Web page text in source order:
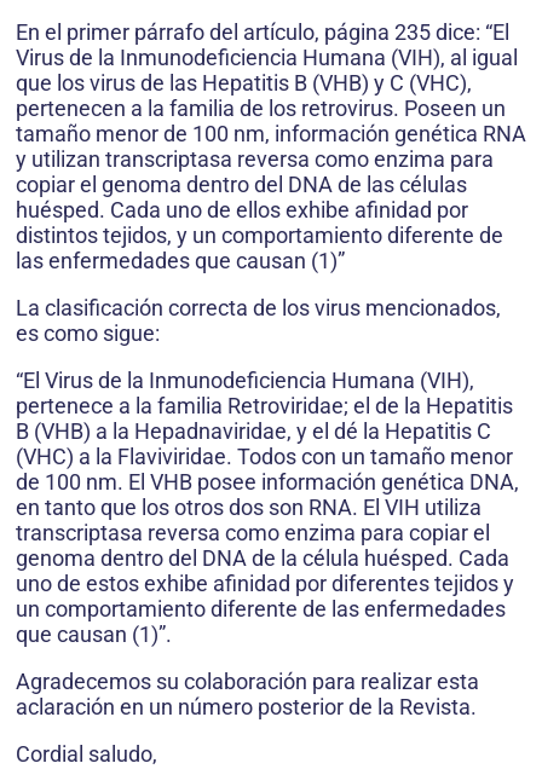
En el primer párrafo del artículo, página 235 dice: “El
Virus de la Inmunodeficiencia Humana (VIH), al igual
que los virus de las Hepatitis B (VHB) y C (VHC),
pertenecen a la familia de los retrovirus. Poseen un
tamaño menor de 100 nm, información genética RNA
y utilizan transcriptasa reversa como enzima para
copiar el genoma dentro del DNA de las células
huésped. Cada uno de ellos exhibe afinidad por
distintos tejidos, y un comportamiento diferente de
las enfermedades que causan (1)”
La clasificación correcta de los virus mencionados,
es como sigue:
“El Virus de la Inmunodeficiencia Humana (VIH),
pertenece a la familia Retroviridae; el de la Hepatitis
B (VHB) a la Hepadnaviridae, y el dé la Hepatitis C
(VHC) a la Flaviviridae. Todos con un tamaño menor
de 100 nm. El VHB posee información genética DNA,
en tanto que los otros dos son RNA. El VIH utiliza
transcriptasa reversa como enzima para copiar el
genoma dentro del DNA de la célula huésped. Cada
uno de estos exhibe afinidad por diferentes tejidos y
un comportamiento diferente de las enfermedades
que causan (1)”.
Agradecemos su colaboración para realizar esta
aclaración en un número posterior de la Revista.
Cordial saludo,